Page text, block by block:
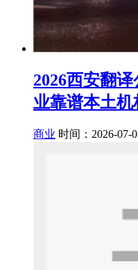
2026西安翻
业靠谱本土机
商业 时间：2026-07-